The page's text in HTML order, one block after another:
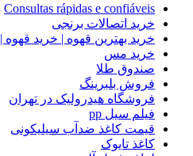
Consultas rápidas e confiáveis
خرید اتصالات برنجی
خرید بهترین قهوه | خرید قهوه
خرید مس
صندوق طلا
فروش بلبرینگ
فروشگاه هیدرولیک در تهران
فیلم سیل pp
قیمت کاغذ ضدآب سیلیکونی
کاغذ تایوک